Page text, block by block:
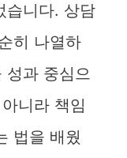
습니다. 상담
히 나열하
성과 중심으
니라 책임
법을 배웠